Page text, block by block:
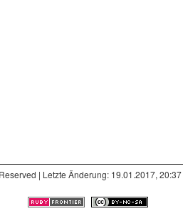
| Letzte Änderung: 19.01.2017, 20:37